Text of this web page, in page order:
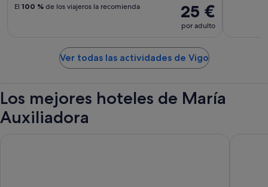
25 €
por adulto
El 100 % de los viajeros la recomienda
Ver todas las actividades de Vigo
Los mejores hoteles de María
Auxiliadora